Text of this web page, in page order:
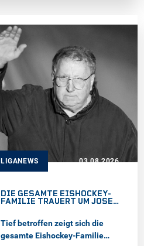
vergangenen Jahre in
Nordamerika. Außerdem haben
sich die Pioneers Vorarlberg in
der Offensive mit dem 24-
jährigen Finnen Jesse Seppälä
verstärkt.
LIGANEWS 03.08.2026
DIE GESAMTE EISHOCKEY-
FAMILIE TRAUERT UM JOSEF
Tief betroffen zeigt sich die
gesamte Eishockey-Familie